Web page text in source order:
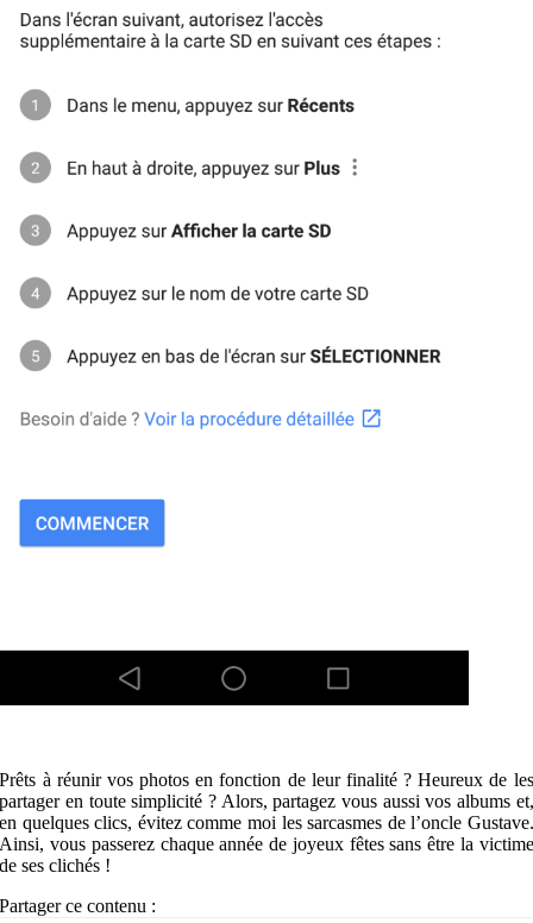
Prêts à réunir vos photos en fonction de leur finalité ? Heureux de les
partager en toute simplicité ? Alors, partagez vous aussi vos albums et,
en quelques clics, évitez comme moi les sarcasmes de l’oncle Gustave.
Ainsi, vous passerez chaque année de joyeux fêtes sans être la victime
de ses clichés !
Partager ce contenu :